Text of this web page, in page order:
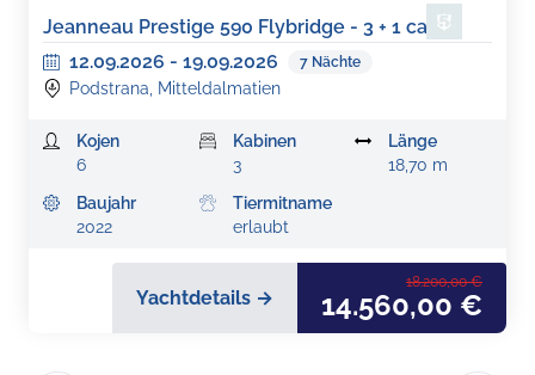
Jeanneau Prestige 590 Flybridge - 3 + 1 cab.
12.09.2026 - 19.09.2026 7 Nächte
Podstrana, Mitteldalmatien
Kojen
6
Kabinen
3
Länge
18,70 m
Baujahr
2022
Tiermitname
erlaubt
Yachtdetails →
18.200,00 €
14.560,00 €